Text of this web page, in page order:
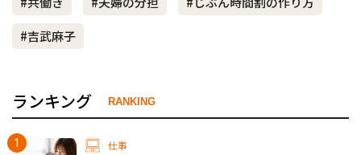
#吉武麻子
ランキング RANKING
仕事